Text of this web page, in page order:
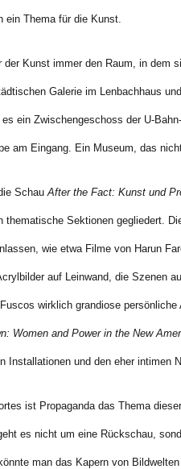
ein Thema für die Kunst.
Kunst immer den Raum, in dem
Galerie im Lenbachhaus
ein Zwischengeschoss der U-
am Eingang. Ein Museum, das
Schau After the Fact: Kunst und
thematische Sektionen gegliedert.
wie etwa Filme von Harun
auf Leinwand, die Szenen
wirklich grandiose persönliche
Women and Power in the New
Installationen und den eher intimen
ist Propaganda das Thema
es nicht um eine Rückschau,
man das Kapern von